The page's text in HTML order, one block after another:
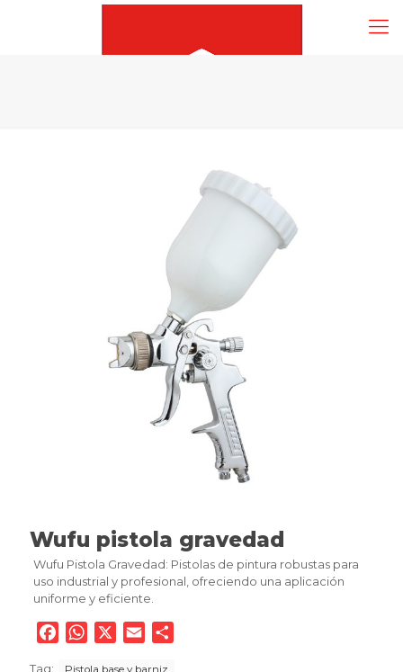
Wufu pistola gravedad
Wufu Pistola Gravedad: Pistolas de pintura robustas para
uso industrial y profesional, ofreciendo una aplicación
uniforme y eficiente.
Facebook
WhatsAppEmail
Tag: Pistola base y barniz